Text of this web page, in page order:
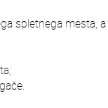
spletnega mesta, a